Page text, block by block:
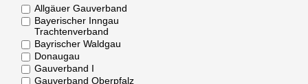
Allgäuer Gauverband
Bayerischer Inngau
Trachtenverband
Bayrischer Waldgau
Donaugau
Gauverband I
Gauverband Oberpfalz